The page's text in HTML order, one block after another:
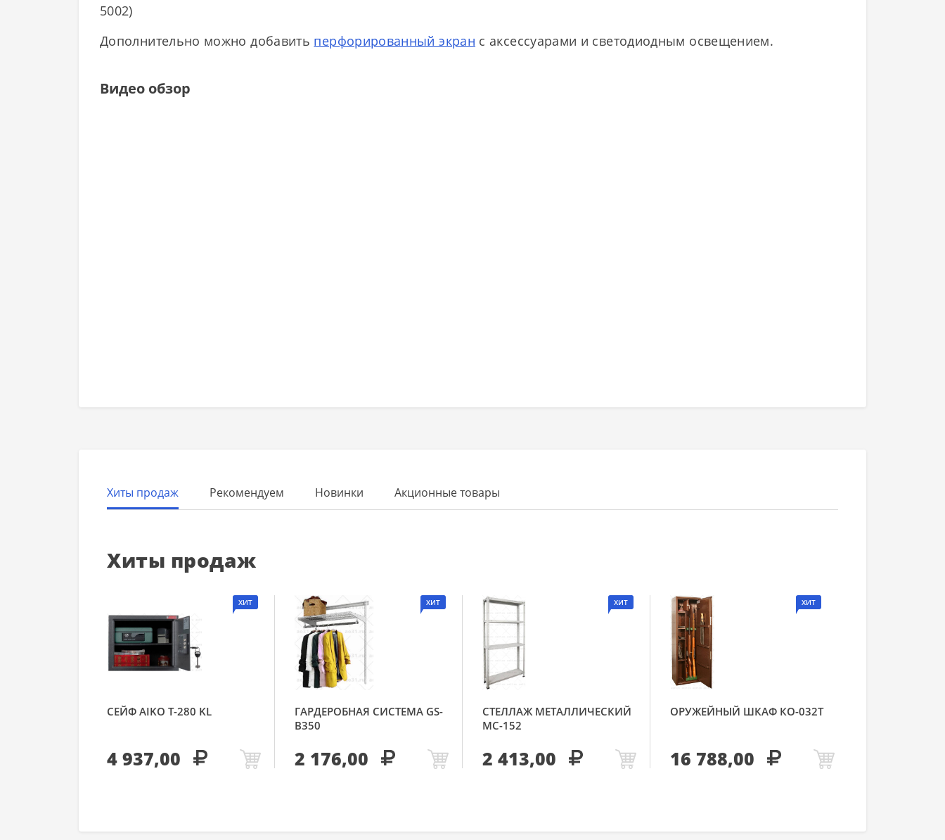
5002)
Дополнительно можно добавить перфорированный экран с аксессуарами и светодиодным освещением.
Видео обзор
Хиты продаж Рекомендуем Новинки Акционные товары
Хиты продаж
ХИТ
СЕЙФ AIKO Т-280 KL
4 937,00
ХИТ
ГАРДЕРОБНАЯ СИСТЕМА GS-
В350
2 176,00
ХИТ
СТЕЛЛАЖ МЕТАЛЛИЧЕСКИЙ
МС-152
2 413,00
ХИТ
ОРУЖЕЙНЫЙ ШКАФ КО-032Т
16 788,00